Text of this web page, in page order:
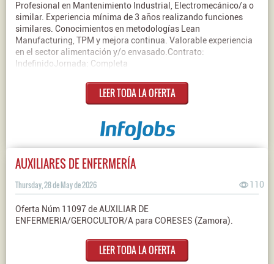
Profesional en Mantenimiento Industrial, Electromecánico/a o
similar. Experiencia mínima de 3 años realizando funciones
similares. Conocimientos en metodologías Lean
Manufacturing, TPM y mejora continua. Valorable experiencia
en el sector alimentación y/o envasado.Contrato:
IndefinidoJornada: Completa
LEER TODA LA OFERTA
AUXILIARES DE ENFERMERÍA
Thursday, 28 de May de 2026 110
Oferta Núm 11097 de AUXILIAR DE
ENFERMERIA/GEROCULTOR/A para CORESES (Zamora).
LEER TODA LA OFERTA